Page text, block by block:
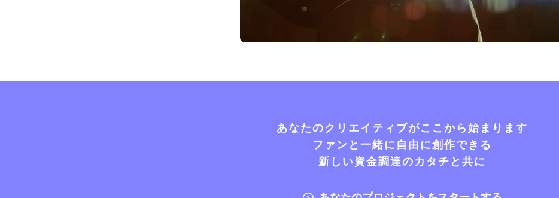
あなたのクリエイティブがここから始まります
ファンと一緒に自由に創作できる
新しい資金調達のカタチと共に